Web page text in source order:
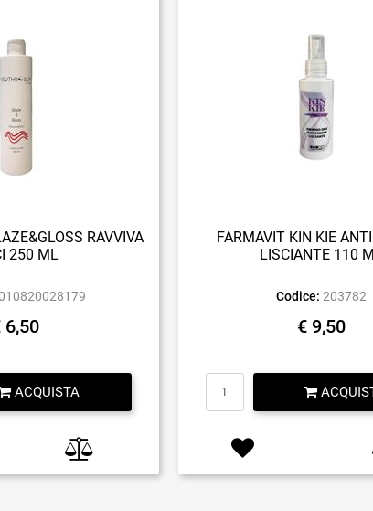
RAVVIVA
250 ML
6,50
ACQUISTA
FARMAVIT KIN KIE
LISCIANTE 110
Codice: 203782
€ 9,50